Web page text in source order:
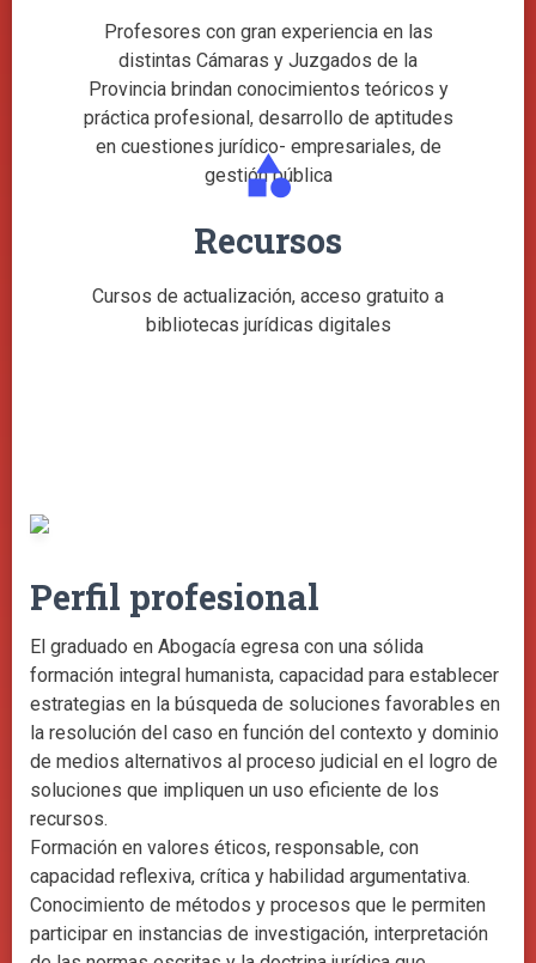
Profesores con gran experiencia en las
distintas Cámaras y Juzgados de la
Provincia brindan conocimientos teóricos y
práctica profesional, desarrollo de aptitudes
en cuestiones jurídico- empresariales, de
gestión pública
category
Recursos
Cursos de actualización, acceso gratuito a
bibliotecas jurídicas digitales
Perfil profesional
El graduado en Abogacía egresa con una sólida
formación integral humanista, capacidad para establecer
estrategias en la búsqueda de soluciones favorables en
la resolución del caso en función del contexto y dominio
de medios alternativos al proceso judicial en el logro de
soluciones que impliquen un uso eficiente de los
recursos.
Formación en valores éticos, responsable, con
capacidad reflexiva, crítica y habilidad argumentativa.
Conocimiento de métodos y procesos que le permiten
participar en instancias de investigación, interpretación